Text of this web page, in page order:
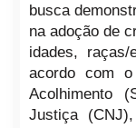
busca
na adoção de
idades,
acordo com
Acolhimento
Justiça